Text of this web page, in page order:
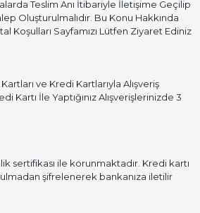
Teslim Anı İtibariyle İletişime Geçilip
Oluşturulmalıdır. Bu Konu Hakkında
Koşulları Sayfamızı Lütfen Ziyaret Ediniz
ve Kredi Kartlarıyla Alışveriş
Kartı İle Yaptığınız Alışverişlerinizde 3
sertifikası ile korunmaktadır. Kredi kartı
şifrelenerek bankanıza iletilir